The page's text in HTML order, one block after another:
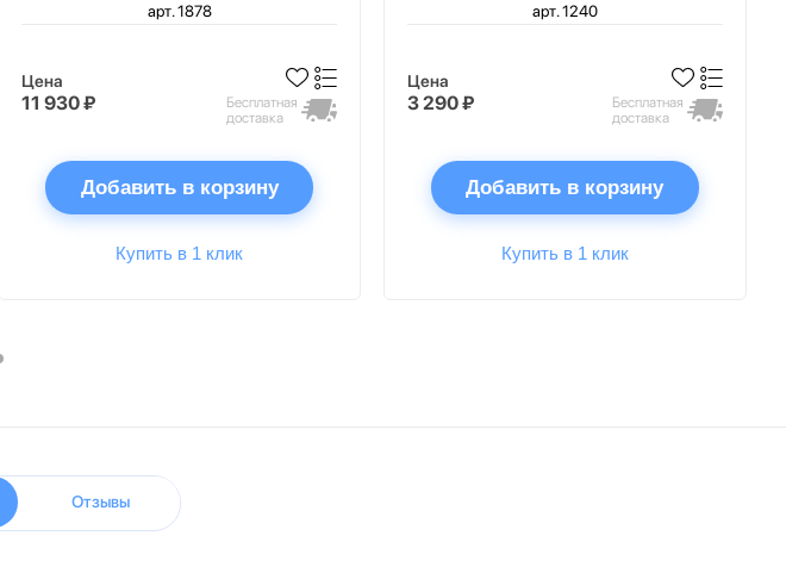
арт. 1878
Цена
11 930 ₽
Бесплатная
доставка
Добавить в корзину
Купить в 1 клик
арт. 1240
Цена
3 290 ₽
Бесплатная
доставка
Добавить в корзину
Купить в 1 клик
Отзывы